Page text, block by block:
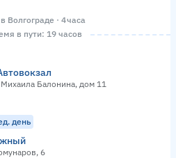
Волгограде · 4 часа
в пути: 19 часов
Михаила Балонина, дом 11
день
6